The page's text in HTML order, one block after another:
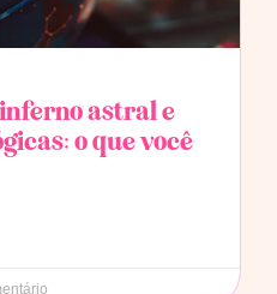
astral e
o que você